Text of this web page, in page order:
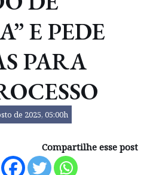
E PEDE
PARA
de 2025, 05:00h
Compartilhe esse post